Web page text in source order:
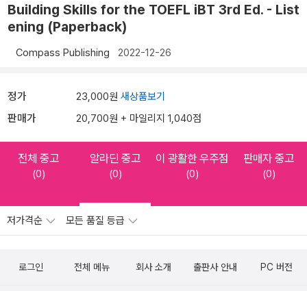
Building Skills for the TOEFL iBT 3rd Ed. - List
ening (Paperback)
Compass Publishing 2022-12-26
정가 23,000원 새상품보기
판매가 20,700원 + 마일리지 1,040점
전체 중고
(0)
알라딘 중고
(0)
이 광활한 우주점
(0)
판매자 중고
(0)
저가격순 모든 품질 등급
로그인 전체 메뉴 회사 소개 출판사 안내 PC 버전